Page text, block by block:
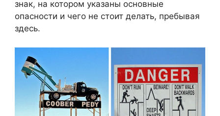
знак, на котором указаны основные
опасности и чего не стоит делать, пребывая
здесь.